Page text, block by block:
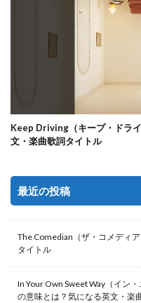
Keep Driving（キープ・ドラ
文・楽曲歌詞タイトル
最近の投稿
The Comedian（ザ・コメディ
タイトル
In Your Own Sweet Way（イン
の意味とは？気になる英文・楽